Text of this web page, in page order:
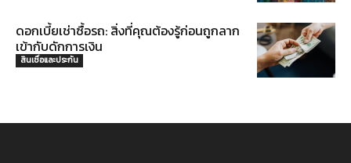
ดอกเบี้ยเช่าซื้อรถ: สิ่งที่คุณต้องรู้ก่อนถูกลาก
เข้ากับดักการเงิน
สินเชื่อและประกัน